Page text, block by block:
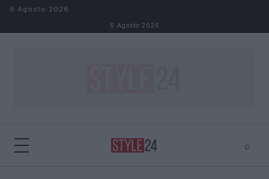
Salta al contenuto
6 Agosto 2026
6 Agosto 2026
⌕